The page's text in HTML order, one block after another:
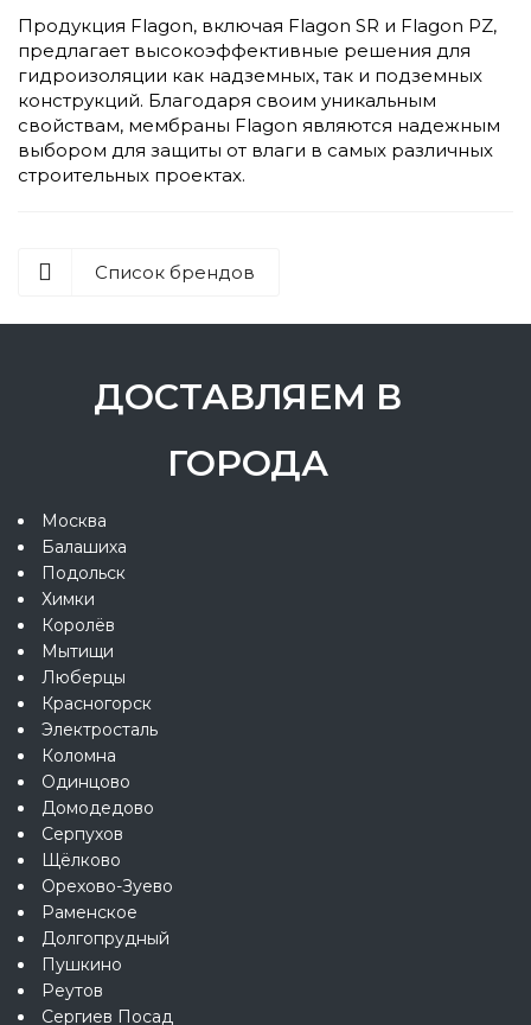
Продукция Flagon, включая Flagon SR и Flagon PZ,
предлагает высокоэффективные решения для
гидроизоляции как надземных, так и подземных
конструкций. Благодаря своим уникальным
свойствам, мембраны Flagon являются надежным
выбором для защиты от влаги в самых различных
строительных проектах.
Список брендов
ДОСТАВЛЯЕМ В
ГОРОДА
Москва
Балашиха
Подольск
Химки
Королёв
Мытищи
Люберцы
Красногорск
Электросталь
Коломна
Одинцово
Домодедово
Серпухов
Щёлково
Орехово-Зуево
Раменское
Долгопрудный
Пушкино
Реутов
Сергиев Посад